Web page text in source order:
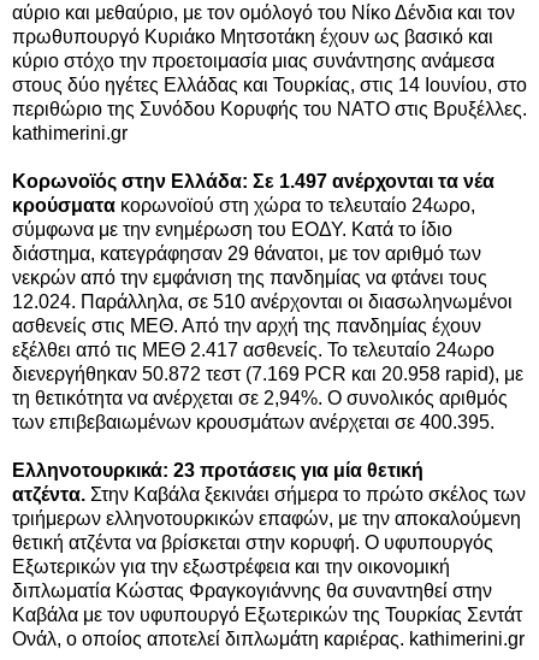
αύριο και μεθαύριο, με τον ομόλογό του Νίκο Δένδια και τον
πρωθυπουργό Κυριάκο Μητσοτάκη έχουν ως βασικό και
κύριο στόχο την προετοιμασία μιας συνάντησης ανάμεσα
στους δύο ηγέτες Ελλάδας και Τουρκίας, στις 14 Ιουνίου, στο
περιθώριο της Συνόδου Κορυφής του ΝΑΤΟ στις Βρυξέλλες.
kathimerini.gr
Κορωνοϊός στην Ελλάδα: Σε 1.497 ανέρχονται τα νέα
κρούσματα κορωνοϊού στη χώρα το τελευταίο 24ωρο,
σύμφωνα με την ενημέρωση του ΕΟΔΥ. Κατά το ίδιο
διάστημα, κατεγράφησαν 29 θάνατοι, με τον αριθμό των
νεκρών από την εμφάνιση της πανδημίας να φτάνει τους
12.024. Παράλληλα, σε 510 ανέρχονται οι διασωληνωμένοι
ασθενείς στις ΜΕΘ. Από την αρχή της πανδημίας έχουν
εξέλθει από τις ΜΕΘ 2.417 ασθενείς. Το τελευταίο 24ωρο
διενεργήθηκαν 50.872 τεστ (7.169 PCR και 20.958 rapid), με
τη θετικότητα να ανέρχεται σε 2,94%. Ο συνολικός αριθμός
των επιβεβαιωμένων κρουσμάτων ανέρχεται σε 400.395.
Ελληνοτουρκικά: 23 προτάσεις για μία θετική
ατζέντα. Στην Καβάλα ξεκινάει σήμερα το πρώτο σκέλος των
τριήμερων ελληνοτουρκικών επαφών, με την αποκαλούμενη
θετική ατζέντα να βρίσκεται στην κορυφή. Ο υφυπουργός
Εξωτερικών για την εξωστρέφεια και την οικονομική
διπλωματία Κώστας Φραγκογιάννης θα συναντηθεί στην
Καβάλα με τον υφυπουργό Εξωτερικών της Τουρκίας Σεντάτ
Ονάλ, ο οποίος αποτελεί διπλωμάτη καριέρας. kathimerini.gr